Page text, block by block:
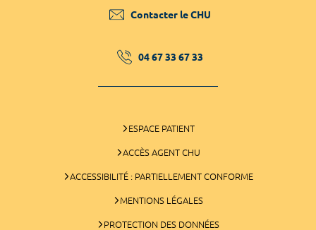
Contacter le CHU
04 67 33 67 33
ESPACE PATIENT
ACCÈS AGENT CHU
ACCESSIBILITÉ : PARTIELLEMENT CONFORME
MENTIONS LÉGALES
PROTECTION DES DONNÉES